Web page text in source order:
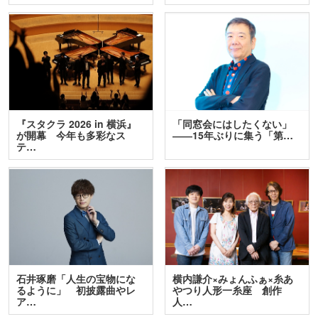
『スタクラ 2026 in 横浜』
が開幕 今年も多彩なス
テ…
「同窓会にはしたくない」
――15年ぶりに集う「第…
石井琢磨「人生の宝物にな
るように」 初披露曲やレ
ア…
横内謙介×みょんふぁ×糸あ
やつり人形一糸座 創作
人…